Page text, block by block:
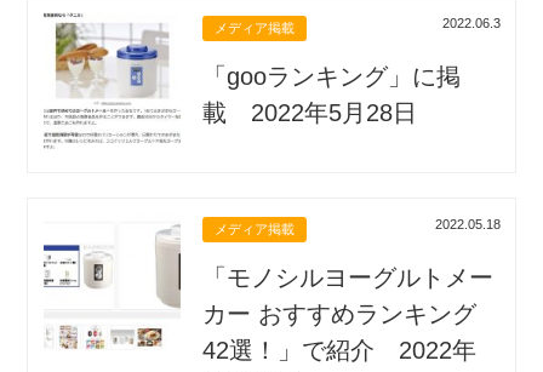
メディア掲載 2022.06.3
「gooランキング」に掲
載 2022年5月28日
メディア掲載 2022.05.18
「モノシルヨーグルトメー
カー おすすめランキング
42選！」で紹介 2022年